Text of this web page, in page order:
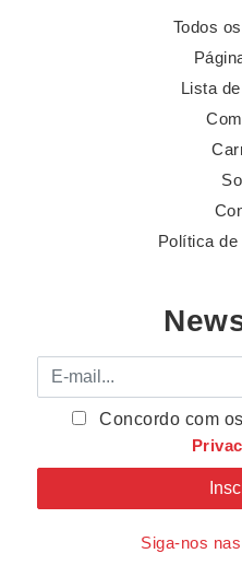
Todos
Lista
Política
E-mail
Concordo com
Siga-nos